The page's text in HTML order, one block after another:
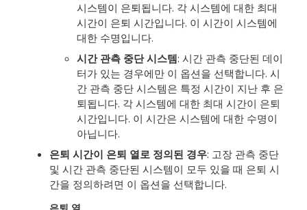
시스템이 은퇴됩니다. 각 시스템에 대한 최대
시간이 은퇴 시간입니다. 이 시간이 시스템에
대한 수명입니다.
시간 관측 중단 시스템: 시간 관측 중단된 데이
터가 있는 경우에만 이 옵션을 선택합니다. 시
간 관측 중단 시스템은 특정 시간이 지난 후 은
퇴됩니다. 각 시스템에 대한 최대 시간이 은퇴
시간입니다. 이 시간은 시스템에 대한 수명이
아닙니다.
은퇴 시간이 은퇴 열로 정의된 경우: 고장 관측 중단
및 시간 관측 중단된 시스템이 모두 있을 때 은퇴 시
간을 정의하려면 이 옵션을 선택합니다.